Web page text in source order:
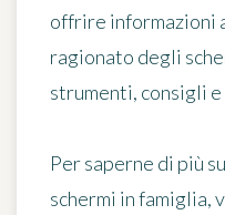
offrire informazioni
ragionato degli
strumenti, consigli
Per saperne di più
schermi in famiglia,